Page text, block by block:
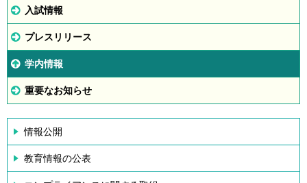
入試情報
プレスリリース
学内情報
重要なお知らせ
情報公開
教育情報の公表